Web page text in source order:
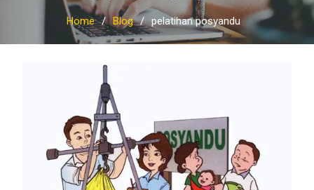
Home Blog pelatihan posyandu